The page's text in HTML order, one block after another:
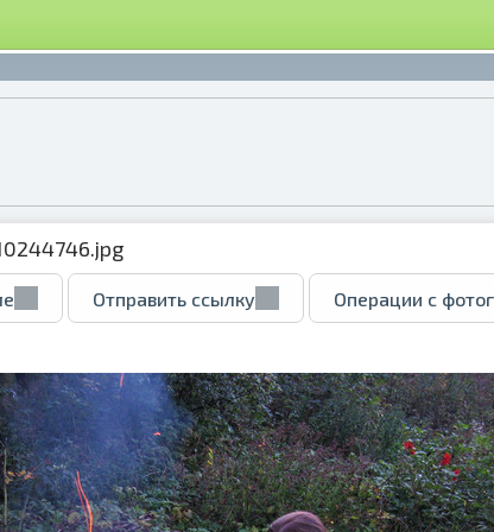
Отправить ссылку Операции с